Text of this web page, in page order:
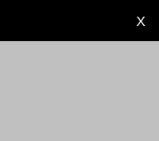
X